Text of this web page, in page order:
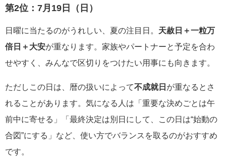
第2位： 7月19日（日）
日曜に当たるのがうれしい、夏の注目日。 天赦日＋一粒万
倍日＋大安が重なります。家族やパートナーと予定を合わ
せやすく、みんなで区切りをつけたい用事にも向きます。
ただしこの日は、暦の扱いによって不成就日 が重なるとさ
れることがあります。気になる人は「重要な決めごとは午
前中に寄せる」「最終決定は別日にして、この日は“始動の
合図”にする」など、使い方でバランスを取るのがおすすめ
です。